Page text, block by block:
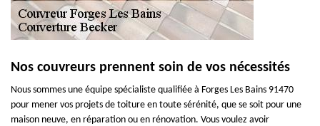
Nos couvreurs prennent soin de vos nécessités
Nous sommes une équipe spécialiste qualifiée à Forges Les Bains 91470
pour mener vos projets de toiture en toute sérénité, que se soit pour une
maison neuve, en réparation ou en rénovation. Vous voulez avoir